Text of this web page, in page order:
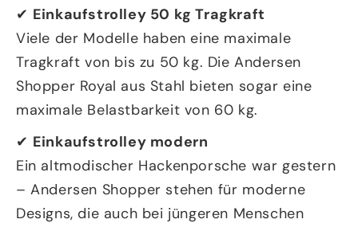
✔ Einkaufstrolley 50 kg Tragkraft
Viele der Modelle haben eine maximale
Tragkraft von bis zu 50 kg. Die Andersen
Shopper Royal aus Stahl bieten sogar eine
maximale Belastbarkeit von 60 kg.
✔ Einkaufstrolley modern
Ein altmodischer Hackenporsche war gestern
– Andersen Shopper stehen für moderne
Designs, die auch bei jüngeren Menschen